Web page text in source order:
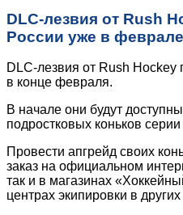
DLC-лезвия от Rush
России уже в
DLC-лезвия от Rush Hockey
в конце февраля.
В начале они будут
подростковых коньков
Провести апгрейд своих
заказ на официальном
так и в магазинах
центрах экипировки в